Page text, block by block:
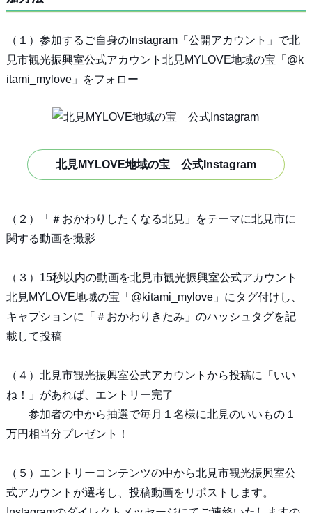
（１）参加するご自身のInstagram「公開アカウント」で北
見市観光振興室公式アカウント北見MYLOVE地域の宝「@k
itami_mylove」をフォロー
北見MYLOVE地域の宝 公式Instagram
（２）「＃おかわりしたくなる北見」をテーマに北見市に
関する動画を撮影
（３）15秒以内の動画を北見市観光振興室公式アカウント
北見MYLOVE地域の宝「@kitami_mylove」にタグ付けし、
キャプションに「＃おかわりきたみ」のハッシュタグを記
載して投稿
（４）北見市観光振興室公式アカウントから投稿に「いい
ね！」があれば、エントリー完了
参加者の中から抽選で毎月１名様に北見のいいもの１
万円相当分プレゼント！
（５）エントリーコンテンツの中から北見市観光振興室公
式アカウントが選考し、投稿動画をリポストします。